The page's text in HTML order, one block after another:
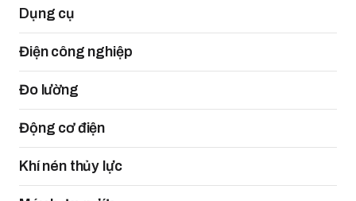
Dụng cụ
Điện công nghiệp
Đo lường
Động cơ điện
Khí nén thủy lực